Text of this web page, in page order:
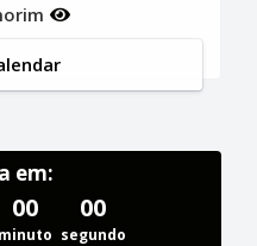
em:
00
minuto
00
segundo